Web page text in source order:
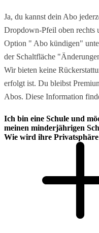
Ja, du kannst dein Abo
Dropdown-Pfeil oben
Option " Abo kündigen"
der Schaltfläche
Wir bieten keine
erfolgt ist. Du bleibst
Abos. Diese Information
Ich bin eine Schule und
meinen minderjährigen
Wie wird ihre Privatsphäre